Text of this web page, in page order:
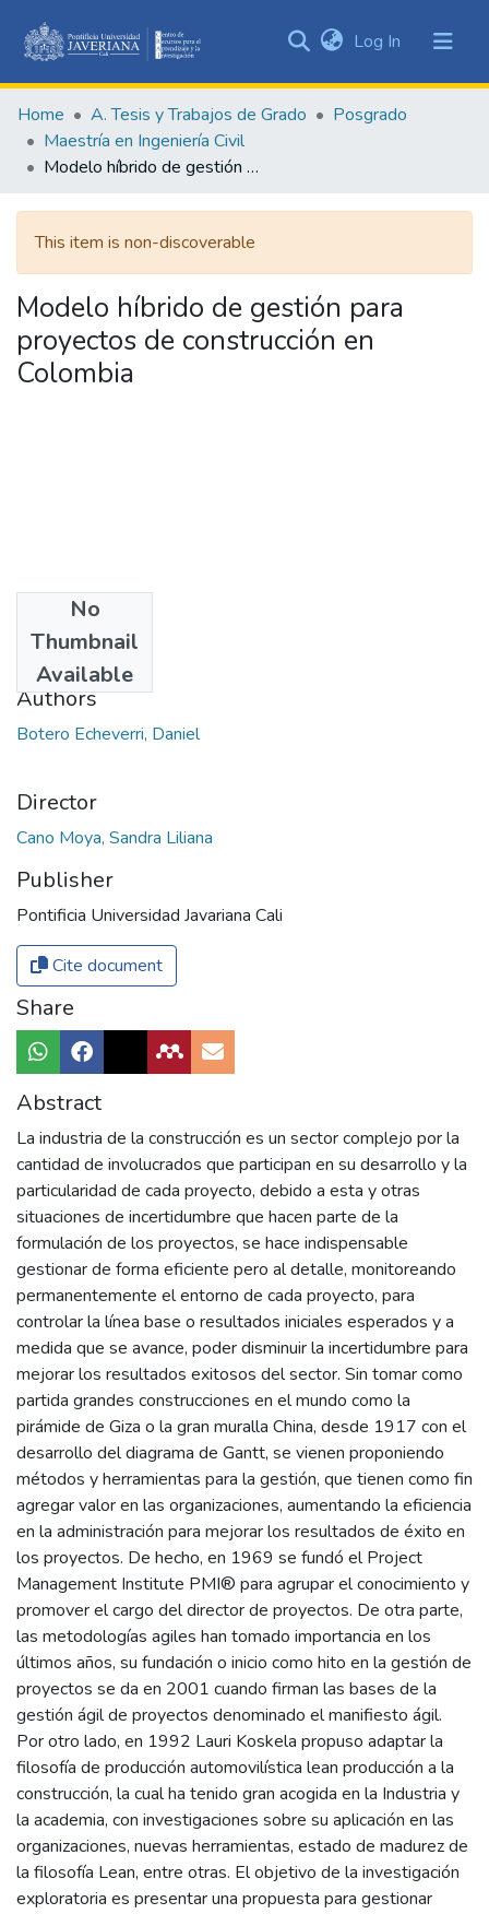
&
Collections
Statistics
Log In (current)
Home A. Tesis y Trabajos de Grado
Posgrado
Maestría en Ingeniería Civil
Modelo híbrido de gestión para proyectos de construcción en Colombia
This item is non-discoverable
Modelo híbrido de gestión para
proyectos de construcción en
Colombia
No
Thumbnail
Available
2019
Authors
Botero Echeverri, Daniel
Director
Cano Moya, Sandra Liliana
Publisher
Pontificia Universidad Javariana Cali
Cite document
Share
Abstract
La industria de la construcción es un sector complejo por la
cantidad de involucrados que participan en su desarrollo y la
particularidad de cada proyecto, debido a esta y otras
situaciones de incertidumbre que hacen parte de la
formulación de los proyectos, se hace indispensable
gestionar de forma eficiente pero al detalle, monitoreando
permanentemente el entorno de cada proyecto, para
controlar la línea base o resultados iniciales esperados y a
medida que se avance, poder disminuir la incertidumbre para
mejorar los resultados exitosos del sector. Sin tomar como
partida grandes construcciones en el mundo como la
pirámide de Giza o la gran muralla China, desde 1917 con el
desarrollo del diagrama de Gantt, se vienen proponiendo
métodos y herramientas para la gestión, que tienen como fin
agregar valor en las organizaciones, aumentando la eficiencia
en la administración para mejorar los resultados de éxito en
los proyectos. De hecho, en 1969 se fundó el Project
Management Institute PMI® para agrupar el conocimiento y
promover el cargo del director de proyectos. De otra parte,
las metodologías agiles han tomado importancia en los
últimos años, su fundación o inicio como hito en la gestión de
proyectos se da en 2001 cuando firman las bases de la
gestión ágil de proyectos denominado el manifiesto ágil.
Por otro lado, en 1992 Lauri Koskela propuso adaptar la
filosofía de producción automovilística lean producción a la
construcción, la cual ha tenido gran acogida en la Industria y
la academia, con investigaciones sobre su aplicación en las
organizaciones, nuevas herramientas, estado de madurez de
la filosofía Lean, entre otras. El objetivo de la investigación
exploratoria es presentar una propuesta para gestionar